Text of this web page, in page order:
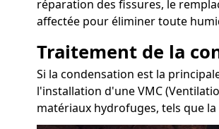
réparation des fissures, le
affectée pour éliminer toute
Traitement de la
Si la condensation est la
l'installation d'une VMC
matériaux hydrofuges, tels que